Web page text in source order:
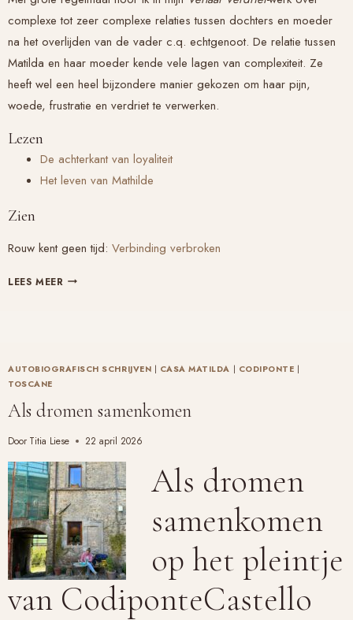
complexe tot zeer complexe relaties tussen dochters en moeder
na het overlijden van de vader c.q. echtgenoot. De relatie tussen
Matilda en haar moeder kende vele lagen van complexiteit. Ze
heeft wel een heel bijzondere manier gekozen om haar pijn,
woede, frustratie en verdriet te verwerken.
Lezen
De achterkant van loyaliteit
Het leven van Mathilde
Zien
Rouw kent geen tijd: Verbinding verbroken
LEES MEER SYMBOLISCHE
INTIMITEIT
AUTOBIOGRAFISCH SCHRIJVEN | CASA MATILDA | CODIPONTE |
TOSCANE
Als dromen samenkomen
Door Titia Liese 22 april 2026
Als dromen
samenkomen
op het pleintje
van CodiponteCastello